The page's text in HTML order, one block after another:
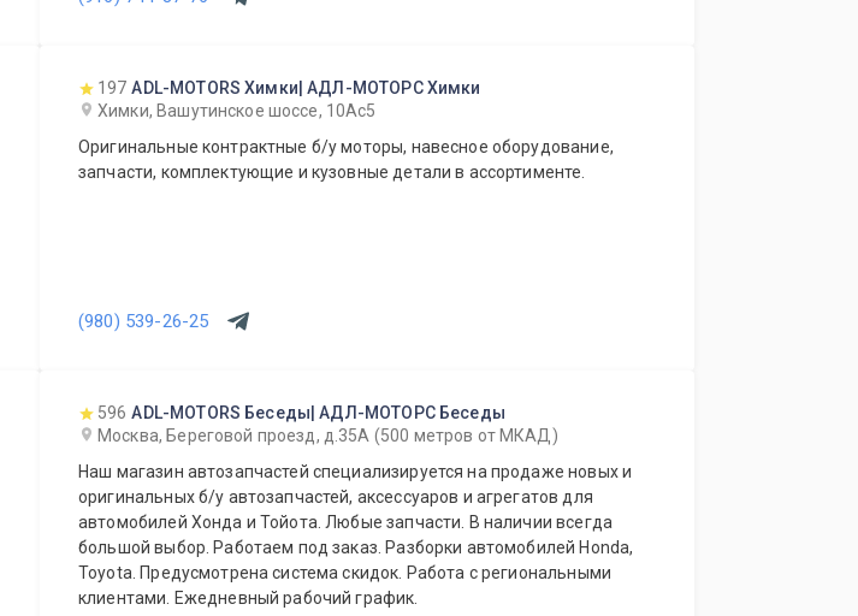
197 ADL-MOTORS Химки| АДЛ-МОТОРС Химки
Химки, Вашутинское шоссе, 10Ас5
Оригинальные контрактные б/у моторы, навесное оборудование,
запчасти, комплектующие и кузовные детали в ассортименте.
(980) 539-26-25
596 ADL-MOTORS Беседы| АДЛ-МОТОРС Беседы
Москва, Береговой проезд, д.35А (500 метров от МКАД)
Наш магазин автозапчастей специализируется на продаже новых и
оригинальных б/у автозапчастей, аксессуаров и агрегатов для
автомобилей Хонда и Тойота. Любые запчасти. В наличии всегда
большой выбор. Работаем под заказ. Разборки автомобилей Honda,
Toyota. Предусмотрена система скидок. Работа с региональными
клиентами. Ежедневный рабочий график.